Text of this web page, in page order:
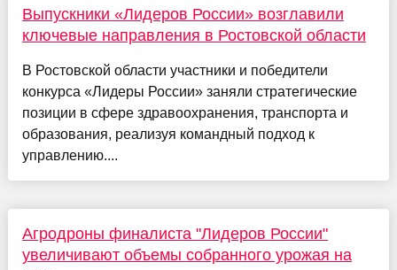
Выпускники «Лидеров России» возглавили
ключевые направления в Ростовской области
В Ростовской области участники и победители
конкурса «Лидеры России» заняли стратегические
позиции в сфере здравоохранения, транспорта и
образования, реализуя командный подход к
управлению....
Агродроны финалиста "Лидеров России"
увеличивают объемы собранного урожая на